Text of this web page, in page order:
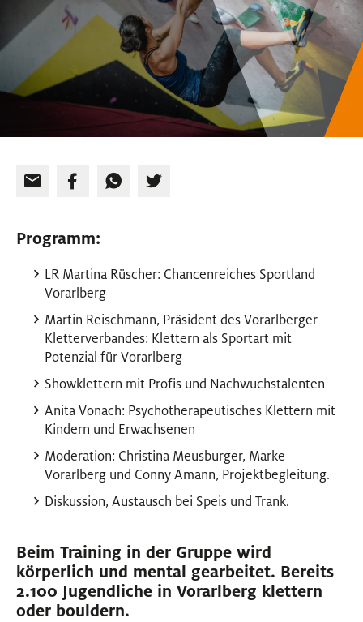
Programm:
LR Martina Rüscher: Chancenreiches Sportland
Vorarlberg
Martin Reischmann, Präsident des Vorarlberger
Kletterverbandes: Klettern als Sportart mit
Potenzial für Vorarlberg
Showklettern mit Profis und Nachwuchstalenten
Anita Vonach: Psychotherapeutisches Klettern mit
Kindern und Erwachsenen
Moderation: Christina Meusburger, Marke
Vorarlberg und Conny Amann, Projektbegleitung.
Diskussion, Austausch bei Speis und Trank.
Beim Training in der Gruppe wird
körperlich und mental gearbeitet. Bereits
2.100 Jugendliche in Vorarlberg klettern
oder bouldern.